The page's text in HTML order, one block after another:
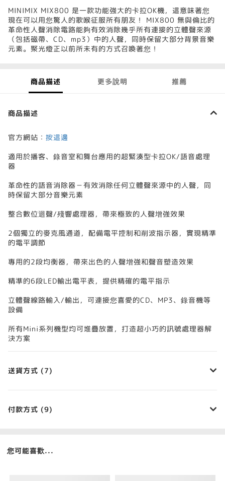
MINIMIX MIX800 是一款功能強大的卡拉OK機，這意味著您
現在可以用您驚人的歌喉征服所有朋友！ MIX800 無與倫比的
革命性人聲消除電路能夠有效消除幾乎所有連接的立體聲來源
（包括磁帶、CD、mp3）中的人聲，同時保留大部分背景音樂
元素。聚光燈正以前所未有的方式召喚著您！
商品描述 更多說明 推薦
商品描述
官方網站： 按這邊
適用於播客、錄音室和舞台應用的超緊湊型卡拉OK/語音處理
器
革命性的語音消除器－有效消除任何立體聲來源中的人聲，同
時保留大部分音樂元素
整合數位迴聲/殘響處理器，帶來極致的人聲增強效果
2個獨立的麥克風通道，配備電平控制和削波指示器，實現精準
的電平調節
專用的2段均衡器，帶來出色的人聲增強和聲音塑造效果
精準的6段LED輸出電平表，提供精確的電平指示
立體聲線路輸入/輸出，可連接您喜愛的CD、MP3、錄音機等
設備
所有Mini系列機型均可堆疊放置，打造超小巧的訊號處理器解
決方案
送貨方式 (7)
付款方式 (9)
您可能喜歡...